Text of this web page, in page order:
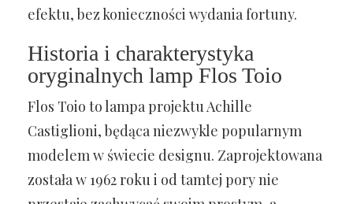
efektu, bez konieczności wydania fortuny.
Historia i charakterystyka
oryginalnych lamp Flos Toio
Flos Toio to lampa projektu Achille
Castiglioni, będąca niezwykle popularnym
modelem w świecie designu. Zaprojektowana
została w 1962 roku i od tamtej pory nie